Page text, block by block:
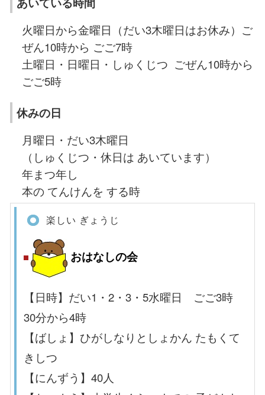
火曜日から金曜日（だい3木曜日はお休み）ご
ぜん10時から ごご7時
土曜日・日曜日・しゅくじつ ごぜん10時から
ごご5時
休みの日
月曜日・だい3木曜日
（しゅくじつ・休日は あいています）
年まつ年し
本の てんけんを する時
楽しい ぎょうじ
おはなしの会
【日時】だい1・2・3・5水曜日 ごご3時
30分から4時
【ばしょ】ひがしなりとしょかん たもくて
きしつ
【にんずう】40人